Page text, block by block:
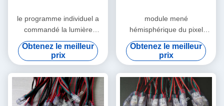
le programme individuel a
commandé la lumière
numérique de tache menée
par RVB avec la lentille de
60 degrés
Obtenez le meilleur
prix
module mené
hémisphérique du pixel
lpd8806
Obtenez le meilleur
prix